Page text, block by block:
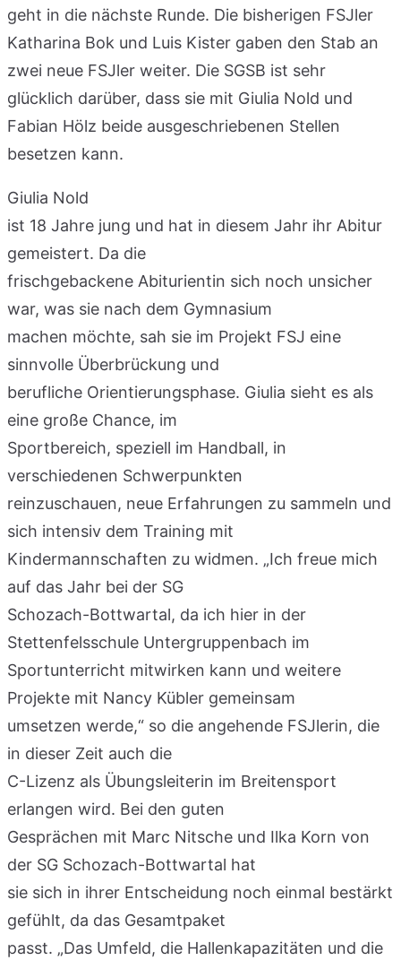
geht in die nächste Runde. Die bisherigen FSJler
Katharina Bok und Luis Kister gaben den Stab an
zwei neue FSJler weiter. Die SGSB ist sehr
glücklich darüber, dass sie mit Giulia Nold und
Fabian Hölz beide ausgeschriebenen Stellen
besetzen kann.
Giulia Nold
ist 18 Jahre jung und hat in diesem Jahr ihr Abitur
gemeistert. Da die
frischgebackene Abiturientin sich noch unsicher
war, was sie nach dem Gymnasium
machen möchte, sah sie im Projekt FSJ eine
sinnvolle Überbrückung und
berufliche Orientierungsphase. Giulia sieht es als
eine große Chance, im
Sportbereich, speziell im Handball, in
verschiedenen Schwerpunkten
reinzuschauen, neue Erfahrungen zu sammeln und
sich intensiv dem Training mit
Kindermannschaften zu widmen. „Ich freue mich
auf das Jahr bei der SG
Schozach-Bottwartal, da ich hier in der
Stettenfelsschule Untergruppenbach im
Sportunterricht mitwirken kann und weitere
Projekte mit Nancy Kübler gemeinsam
umsetzen werde,“ so die angehende FSJlerin, die
in dieser Zeit auch die
C-Lizenz als Übungsleiterin im Breitensport
erlangen wird. Bei den guten
Gesprächen mit Marc Nitsche und Ilka Korn von
der SG Schozach-Bottwartal hat
sie sich in ihrer Entscheidung noch einmal bestärkt
gefühlt, da das Gesamtpaket
passt. „Das Umfeld, die Hallenkapazitäten und die